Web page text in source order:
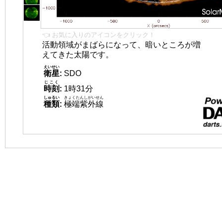
👈 お気に入りのアイコンをクリック！
活動領域がまばらになって、暗いところが増
えてきた太陽です。
衛星
えいせい
: SDO
時刻
じこく
: 1時31分
種類
しゅるい
: 極端紫外線
きょくたんしがいせん